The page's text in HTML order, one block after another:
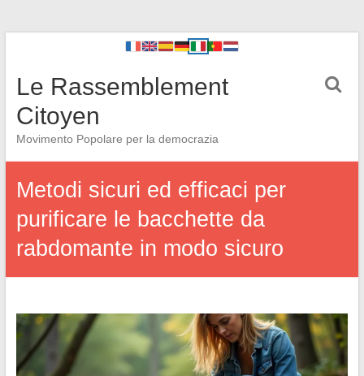
Le Rassemblement
Citoyen
Movimento Popolare per la democrazia
Metodi sicuri ed efficaci per
purificare le bacchette da
rabdomante in modo sicuro